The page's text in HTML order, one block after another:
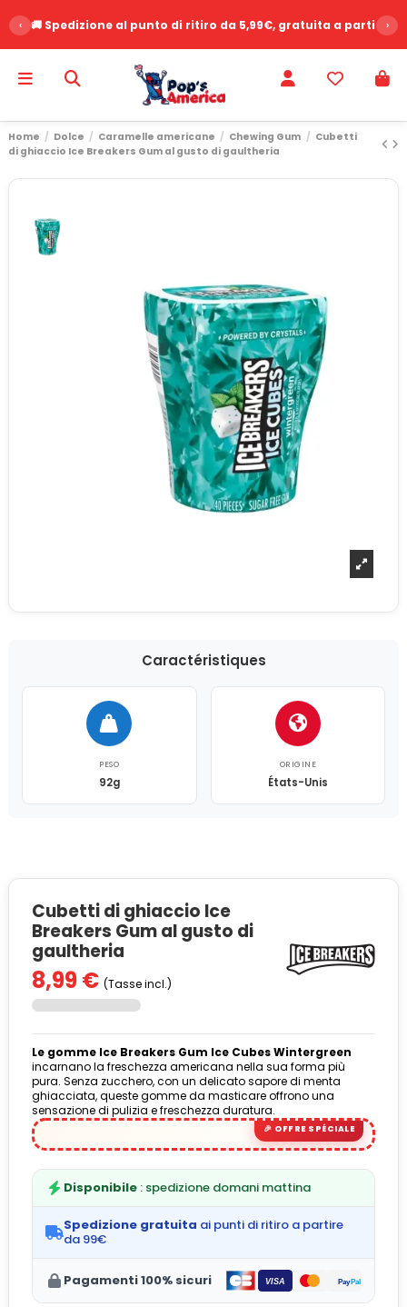
‹ 🚚 Spedizione al punto di ritiro da 5,99€, gratuita a partire›
Home Dolce Caramelle americane Chewing Gum
Cubetti
di ghiaccio Ice Breakers Gum al gusto di gaultheria
Caractéristiques
PESO
92g
ORIGINE
États-Unis
Cubetti di ghiaccio Ice
Breakers Gum al gusto di
gaultheria
8,99 € (Tasse incl.)
Le gomme Ice Breakers Gum Ice Cubes Wintergreen
incarnano la freschezza americana nella sua forma più
pura. Senza zucchero, con un delicato sapore di menta
ghiacciata, queste gomme da masticare offrono una
sensazione di pulizia e freschezza duratura.
Disponibile : spedizione domani mattina
Spedizione gratuita ai punti di ritiro a partire
da 99€
Pagamenti 100% sicuri